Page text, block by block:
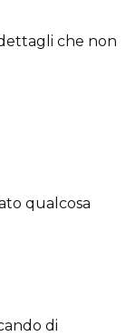
che non
qualcosa
di